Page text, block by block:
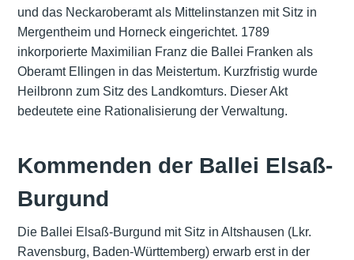
und das Neckaroberamt als Mittelinstanzen mit Sitz in
Mergentheim und Horneck eingerichtet. 1789
inkorporierte Maximilian Franz die Ballei Franken als
Oberamt Ellingen in das Meistertum. Kurzfristig wurde
Heilbronn zum Sitz des Landkomturs. Dieser Akt
bedeutete eine Rationalisierung der Verwaltung.
Kommenden der Ballei Elsaß-
Burgund
Die Ballei Elsaß-Burgund mit Sitz in Altshausen (Lkr.
Ravensburg, Baden-Württemberg) erwarb erst in der